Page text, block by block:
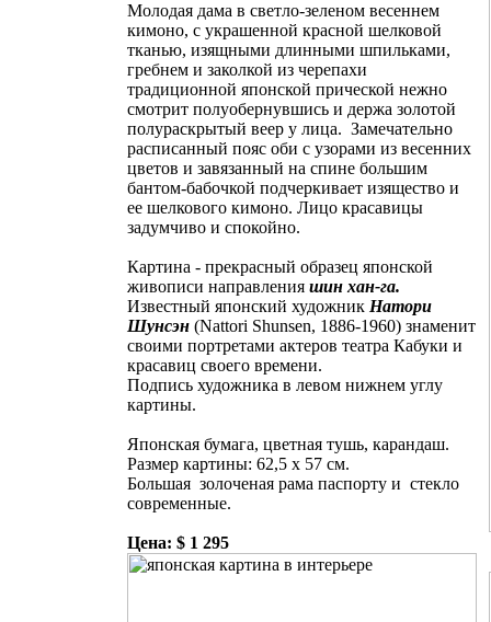
Молодая дама в светло-зеленом весеннем
кимоно, с украшенной красной шелковой
тканью, изящными длинными шпильками,
гребнем и заколкой из черепахи
традиционной японской прической нежно
смотрит полуобернувшись и держа золотой
полураскрытый веер у лица. Замечательно
расписанный пояс оби с узорами из весенних
цветов и завязанный на спине большим
бантом-бабочкой подчеркивает изящество и
ее шелкового кимоно. Лицо красавицы
задумчиво и спокойно.
Картина - прекрасный образец японской
живописи направления шин хан-га.
Известный японский художник Натори
Шунсэн(Nattori Shunsen, 1886-1960) знаменит
своими портретами актеров театра Кабуки и
красавиц своего времени.
Подпись художника в левом нижнем углу
картины.
Японская бумага, цветная тушь, карандаш.
Размер картины: 62,5 х 57 см.
Большая золоченая рама паспорту и стекло
современные.
Цена: $ 1 295